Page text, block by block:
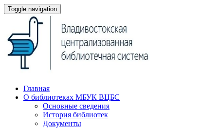
Toggle navigation
Главная
О библиотеках МБУК ВЦБС
Основные сведения
История библиотек
Документы